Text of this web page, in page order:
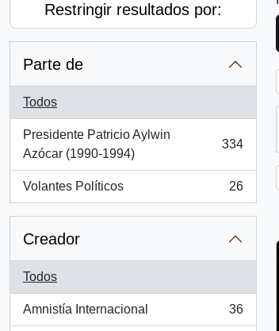
Restringir resultados por:
Parte de
Todos
Presidente Patricio Aylwin
Azócar (1990-1994)
, 334 resultados
334
Volantes Políticos
, 26 resultados
26
Creador
Todos
Amnistía Internacional
, 36 resultados
36